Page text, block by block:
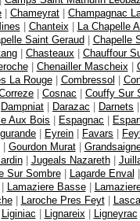
| Chameyrat | Champagnac
| Chanteix | La Chapelle
Saint Geraud| Chapelle
| Chasteaux | Chauffour
| Chenailler Mascheix |
La Rouge| Combressol |
| Cosnac | Couffy Sur
Dampniat | Darazac | Darnets |
Aux Bois | Espagnac |
| Eyrein | Favars |
| Gourdon Murat|
| Jugeals Nazareth|
Sur Sombre| Lagarde Enval |
Lamaziere Basse|
| Laroche Pres Feyt|
Liginiac | Lignareix | Ligneyrac